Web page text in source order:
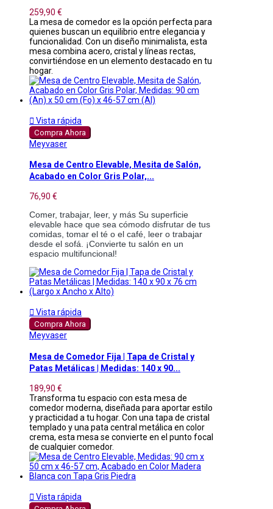
259,90 €
La mesa de comedor es la opción perfecta para
quienes buscan un equilibrio entre elegancia y
funcionalidad. Con un diseño minimalista, esta
mesa combina acero, cristal y líneas rectas,
convirtiéndose en un elemento destacado en tu
hogar.
 Vista rápida
Compra Ahora
Meyvaser
Mesa de Centro Elevable, Mesita de Salón,
Acabado en Color Gris Polar,...
76,90 €
Comer, trabajar, leer, y más Su superficie
elevable hace que sea cómodo disfrutar de tus
comidas, tomar el té o el café, leer o trabajar
desde el sofá. ¡Convierte tu salón en un
espacio multifuncional!
 Vista rápida
Compra Ahora
Meyvaser
Mesa de Comedor Fija | Tapa de Cristal y
Patas Metálicas | Medidas: 140 x 90...
189,90 €
Transforma tu espacio con esta mesa de
comedor moderna, diseñada para aportar estilo
y practicidad a tu hogar. Con una tapa de cristal
templado y una pata central metálica en color
crema, esta mesa se convierte en el punto focal
de cualquier comedor.
 Vista rápida